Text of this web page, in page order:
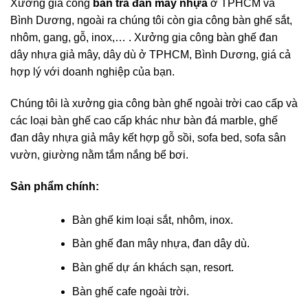
Xưởng gia công bàn trà đan mây nhựa ở TPHCM và
Bình Dương, ngoài ra chúng tôi còn gia công bàn ghế sắt,
nhôm, gang, gỗ, inox,… . Xưởng gia công bàn ghế đan
dây nhựa giả mây, dây dù ở TPHCM, Bình Dương, giá cả
hợp lý với doanh nghiệp của bạn.
Chúng tôi là xưởng gia công bàn ghế ngoài trời cao cấp và
các loại bàn ghế cao cấp khác như bàn đá marble, ghế
đan dây nhựa giả mây kết hợp gỗ sồi, sofa bed, sofa sân
vườn, giường nằm tắm nắng bể bơi.
Sản phẩm chính:
Bàn ghế kim loại sắt, nhôm, inox.
Bàn ghế đan mây nhựa, đan dây dù.
Bàn ghế dự án khách sạn, resort.
Bàn ghế cafe ngoài trời.